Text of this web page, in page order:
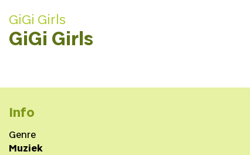
GiGi Girls
GiGi Girls
Info
Genre
Muziek